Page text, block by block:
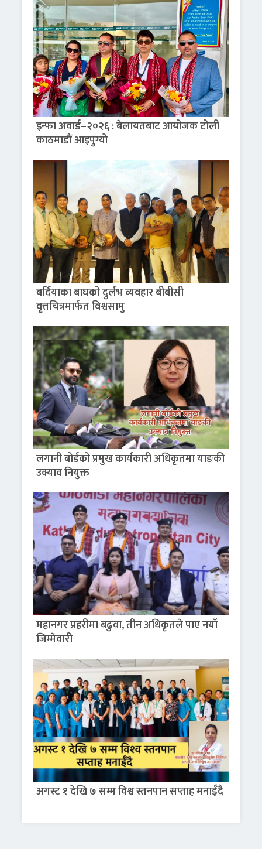
इन्फा अवार्ड–२०२६ : बेलायतबाट आयोजक टोली
काठमाडौं आइपुग्यो
बर्दियाका बाघको दुर्लभ व्यवहार बीबीसी
वृत्तचित्रमार्फत विश्वसामु
लगानी बोर्डको प्रमुख कार्यकारी अधिकृतमा याङकी
उक्याव नियुक्त
महानगर प्रहरीमा बढुवा, तीन अधिकृतले पाए नयाँ
जिम्मेवारी
अगस्ट १ देखि ७ सम्म विश्व स्तनपान सप्ताह मनाईँदै